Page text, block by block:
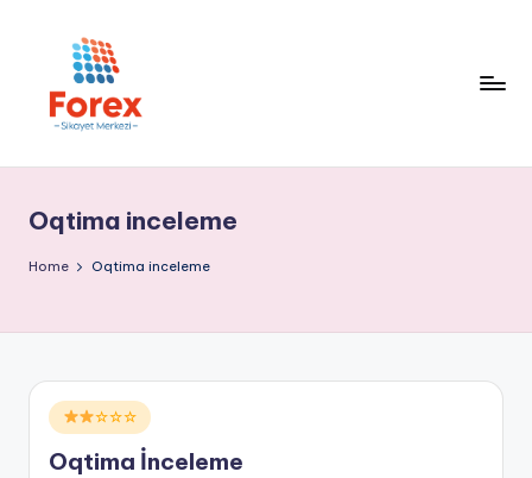
Oqtima inceleme
Home Oqtima inceleme
Posted
in
☆☆☆
Oqtima İnceleme